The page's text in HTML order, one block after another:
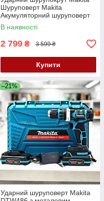
Шуруповерт Makita
Акумуляторний шуруповерт
24V 5AH Ергономічний
шуруповерт
В наявності
2 799 ₴ 3 599 ₴
Купити
–21%
Ударний шуруповерт Makita